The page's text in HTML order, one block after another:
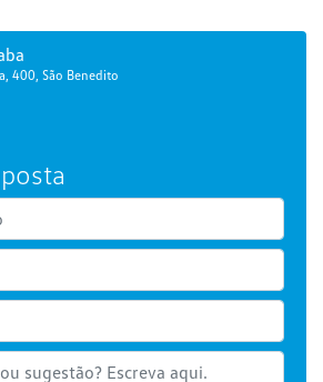
400, São Benedito